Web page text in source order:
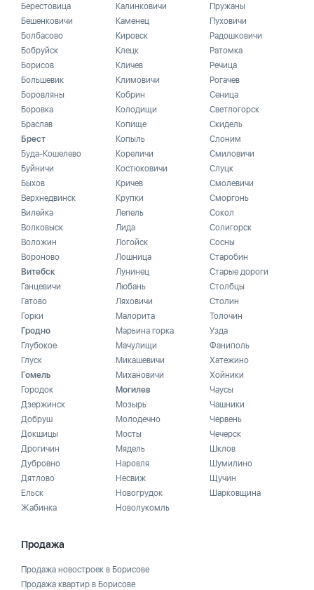
Берестовица
Бешенковичи
Болбасово
Бобруйск
Борисов
Большевик
Боровляны
Боровка
Браслав
Брест
Буда-Кошелево
Буйничи
Быхов
Верхнедвинск
Вилейка
Волковыск
Воложин
Вороново
Витебск
Ганцевичи
Гатово
Горки
Гродно
Глубокое
Глуск
Гомель
Городок
Дзержинск
Добруш
Докшицы
Дрогичин
Дубровно
Дятлово
Ельск
Жабинка
Калинковичи
Каменец
Кировск
Клецк
Кличев
Климовичи
Кобрин
Колодищи
Копище
Копыль
Кореличи
Костюковичи
Кричев
Крупки
Лепель
Лида
Логойск
Лошница
Лунинец
Любань
Ляховичи
Малорита
Марьина горка
Мачулищи
Микашевичи
Михановичи
Могилев
Мозырь
Молодечно
Мосты
Мядель
Наровля
Несвиж
Новогрудок
Новолукомль
Пружаны
Пуховичи
Радошковичи
Ратомка
Речица
Рогачев
Сеница
Светлогорск
Скидель
Слоним
Смиловичи
Слуцк
Смолевичи
Сморгонь
Сокол
Солигорск
Сосны
Старобин
Старые дороги
Столбцы
Столин
Толочин
Узда
Фаниполь
Хатежино
Хойники
Чаусы
Чашники
Червень
Чечерск
Шклов
Шумилино
Щучин
Шарковщина
Продажа
Продажа новостроек в Борисове
Продажа квартир в Борисове